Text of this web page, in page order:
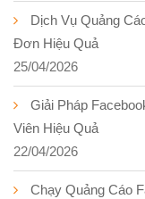
Dịch Vụ Quảng
Đơn Hiệu Quả
25/04/2026
Giải Pháp
Viên Hiệu Quả
22/04/2026
Chạy Quảng Cáo